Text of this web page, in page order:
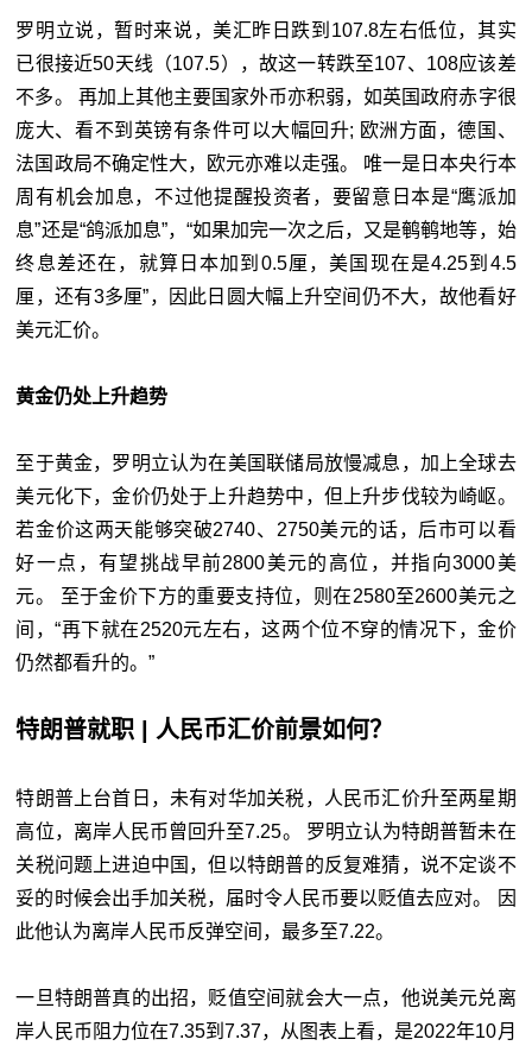
罗明立说，暂时来说，美汇昨日跌到107.8左右低位，其实
已很接近50天线（107.5），故这一转跌至107、108应该差
不多。 再加上其他主要国家外币亦积弱，如英国政府赤字很
庞大、看不到英镑有条件可以大幅回升; 欧洲方面，德国、
法国政局不确定性大，欧元亦难以走强。 唯一是日本央行本
周有机会加息，不过他提醒投资者，要留意日本是“鹰派加
息”还是“鸽派加息”，“如果加完一次之后，又是鹌鹌地等，始
终息差还在，就算日本加到0.5厘，美国现在是4.25到4.5
厘，还有3多厘”，因此日圆大幅上升空间仍不大，故他看好
美元汇价。
黄金仍处上升趋势
至于黄金，罗明立认为在美国联储局放慢减息，加上全球去
美元化下，金价仍处于上升趋势中，但上升步伐较为崎岖。
若金价这两天能够突破2740、2750美元的话，后市可以看
好一点，有望挑战早前2800美元的高位，并指向3000美
元。 至于金价下方的重要支持位，则在2580至2600美元之
间，“再下就在2520元左右，这两个位不穿的情况下，金价
仍然都看升的。”
特朗普就职 | 人民币汇价前景如何？
特朗普上台首日，未有对华加关税，人民币汇价升至两星期
高位，离岸人民币曾回升至7.25。 罗明立认为特朗普暂未在
关税问题上进迫中国，但以特朗普的反复难猜，说不定谈不
妥的时候会出手加关税，届时令人民币要以贬值去应对。 因
此他认为离岸人民币反弹空间，最多至7.22。
一旦特朗普真的出招，贬值空间就会大一点，他说美元兑离
岸人民币阻力位在7.35到7.37，从图表上看，是2022年10月